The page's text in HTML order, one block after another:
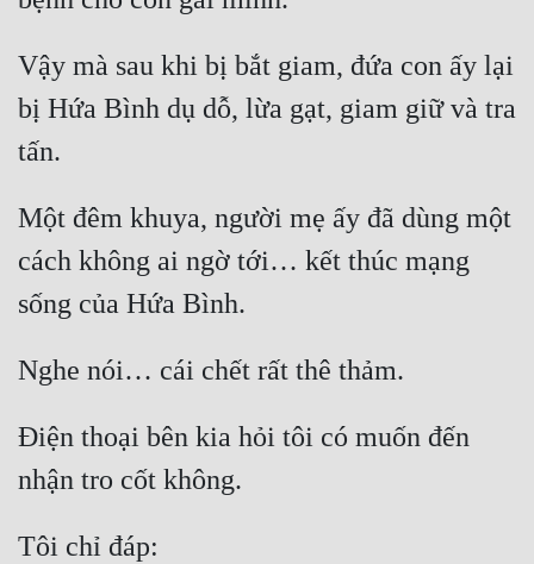
Du Hí
Dã Sử
Dị Giới
Góc Nhìn Nam
Huyền Huyễn
Huyền Nghi
Huyền Ảo
Vậy mà sau khi bị bắt giam, đứa con ấy lại
bị Hứa Bình dụ dỗ, lừa gạt, giam giữ và tra
tấn.
Một đêm khuya, người mẹ ấy đã dùng một
cách không ai ngờ tới… kết thúc mạng
sống của Hứa Bình.
Nghe nói… cái chết rất thê thảm.
Điện thoại bên kia hỏi tôi có muốn đến
nhận tro cốt không.
Tôi chỉ đáp: